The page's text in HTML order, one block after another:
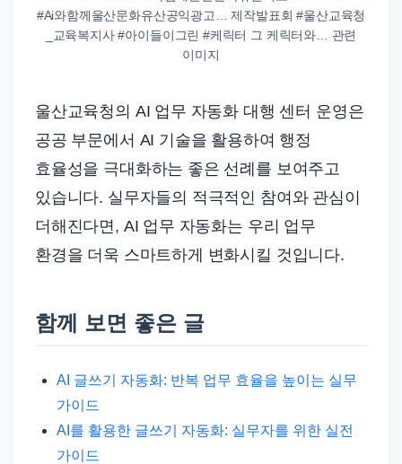
#Ai와함께울산문화유산공익광고… 제작발표회 #울산교육청
_교육복지사 #아이들이그린 #케릭터 그 케릭터와… 관련
이미지
울산교육청의 AI 업무 자동화 대행 센터 운영은
공공 부문에서 AI 기술을 활용하여 행정
효율성을 극대화하는 좋은 선례를 보여주고
있습니다. 실무자들의 적극적인 참여와 관심이
더해진다면, AI 업무 자동화는 우리 업무
환경을 더욱 스마트하게 변화시킬 것입니다.
함께 보면 좋은 글
AI 글쓰기 자동화: 반복 업무 효율을 높이는 실무
가이드
AI를 활용한 글쓰기 자동화: 실무자를 위한 실전
가이드